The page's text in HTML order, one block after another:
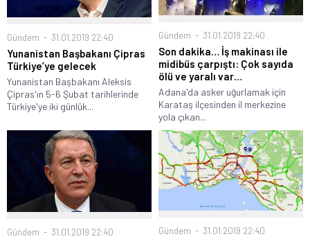
Gündem 31.01.2019 22:40
Yunanistan Başbakanı Çipras
Türkiye’ye gelecek
Yunanistan Başbakanı Aleksis
Çipras'ın 5-6 Şubat tarihlerinde
Türkiye'ye iki günlük...
Gündem 31.01.2019 22:40
Son dakika… İş makinası ile
midibüs çarpıştı: Çok sayıda
ölü ve yaralı var…
Adana'da asker uğurlamak için
Karataş ilçesinden il merkezine
yola çıkan...
Gündem 31.01.2019 22:40 Gündem 31.01.2019 22:40